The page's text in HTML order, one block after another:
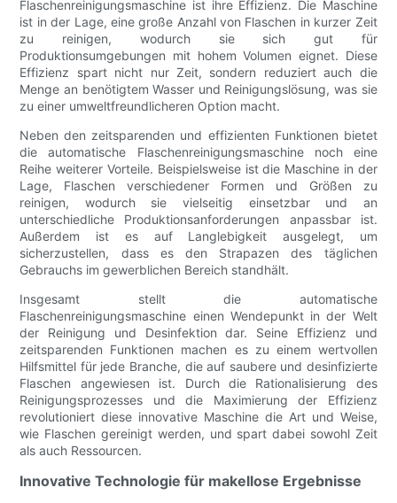
Flaschenreinigungsmaschine ist ihre Effizienz. Die Maschine
ist in der Lage, eine große Anzahl von Flaschen in kurzer Zeit
zu reinigen, wodurch sie sich gut für
Produktionsumgebungen mit hohem Volumen eignet. Diese
Effizienz spart nicht nur Zeit, sondern reduziert auch die
Menge an benötigtem Wasser und Reinigungslösung, was sie
zu einer umweltfreundlicheren Option macht.
Neben den zeitsparenden und effizienten Funktionen bietet
die automatische Flaschenreinigungsmaschine noch eine
Reihe weiterer Vorteile. Beispielsweise ist die Maschine in der
Lage, Flaschen verschiedener Formen und Größen zu
reinigen, wodurch sie vielseitig einsetzbar und an
unterschiedliche Produktionsanforderungen anpassbar ist.
Außerdem ist es auf Langlebigkeit ausgelegt, um
sicherzustellen, dass es den Strapazen des täglichen
Gebrauchs im gewerblichen Bereich standhält.
Insgesamt stellt die automatische
Flaschenreinigungsmaschine einen Wendepunkt in der Welt
der Reinigung und Desinfektion dar. Seine Effizienz und
zeitsparenden Funktionen machen es zu einem wertvollen
Hilfsmittel für jede Branche, die auf saubere und desinfizierte
Flaschen angewiesen ist. Durch die Rationalisierung des
Reinigungsprozesses und die Maximierung der Effizienz
revolutioniert diese innovative Maschine die Art und Weise,
wie Flaschen gereinigt werden, und spart dabei sowohl Zeit
als auch Ressourcen.
Innovative Technologie für makellose Ergebnisse